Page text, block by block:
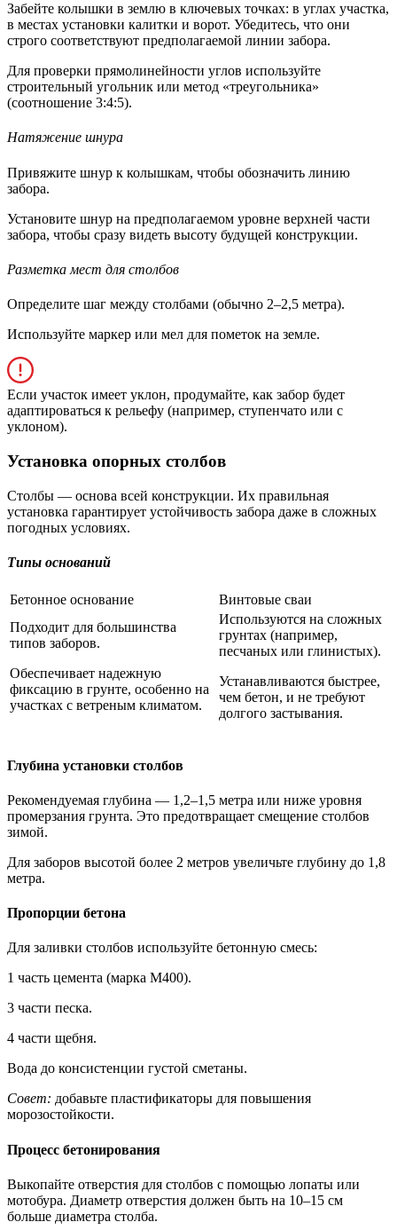
Забейте колышки в землю в ключевых точках: в углах участка,
в местах установки калитки и ворот. Убедитесь, что они
строго соответствуют предполагаемой линии забора.
Для проверки прямолинейности углов используйте
строительный угольник или метод «треугольника»
(соотношение 3:4:5).
Натяжение шнура
Привяжите шнур к колышкам, чтобы обозначить линию
забора.
Установите шнур на предполагаемом уровне верхней части
забора, чтобы сразу видеть высоту будущей конструкции.
Разметка мест для столбов
Определите шаг между столбами (обычно 2–2,5 метра).
Используйте маркер или мел для пометок на земле.
Если участок имеет уклон, продумайте, как забор будет
адаптироваться к рельефу (например, ступенчато или с
уклоном).
Установка опорных столбов
Столбы — основа всей конструкции. Их правильная
установка гарантирует устойчивость забора даже в сложных
погодных условиях.
Типы оснований
Бетонное основание
Винтовые сваи
Подходит для большинства
типов заборов.
Обеспечивает надежную
фиксацию в грунте, особенно на
участках с ветреным климатом.
Используются на сложных
грунтах (например,
песчаных или глинистых).
Устанавливаются быстрее,
чем бетон, и не требуют
долгого застывания.
Глубина установки столбов
Рекомендуемая глубина — 1,2–1,5 метра или ниже уровня
промерзания грунта. Это предотвращает смещение столбов
зимой.
Для заборов высотой более 2 метров увеличьте глубину до 1,8
метра.
Пропорции бетона
Для заливки столбов используйте бетонную смесь:
1 часть цемента (марка М400).
3 части песка.
4 части щебня.
Вода до консистенции густой сметаны.
Совет: добавьте пластификаторы для повышения
морозостойкости.
Процесс бетонирования
Выкопайте отверстия для столбов с помощью лопаты или
мотобура. Диаметр отверстия должен быть на 10–15 см
больше диаметра столба.